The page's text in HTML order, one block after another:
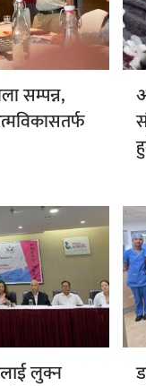
सम्पन्न,
लुक्न